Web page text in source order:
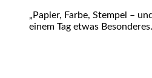
„Papier, Farbe, Stempel –
einem Tag etwas